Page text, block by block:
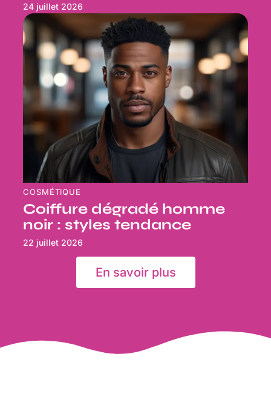
24 juillet 2026
COSMÉTIQUE
Coiffure dégradé homme
noir : styles tendance
22 juillet 2026
En savoir plus